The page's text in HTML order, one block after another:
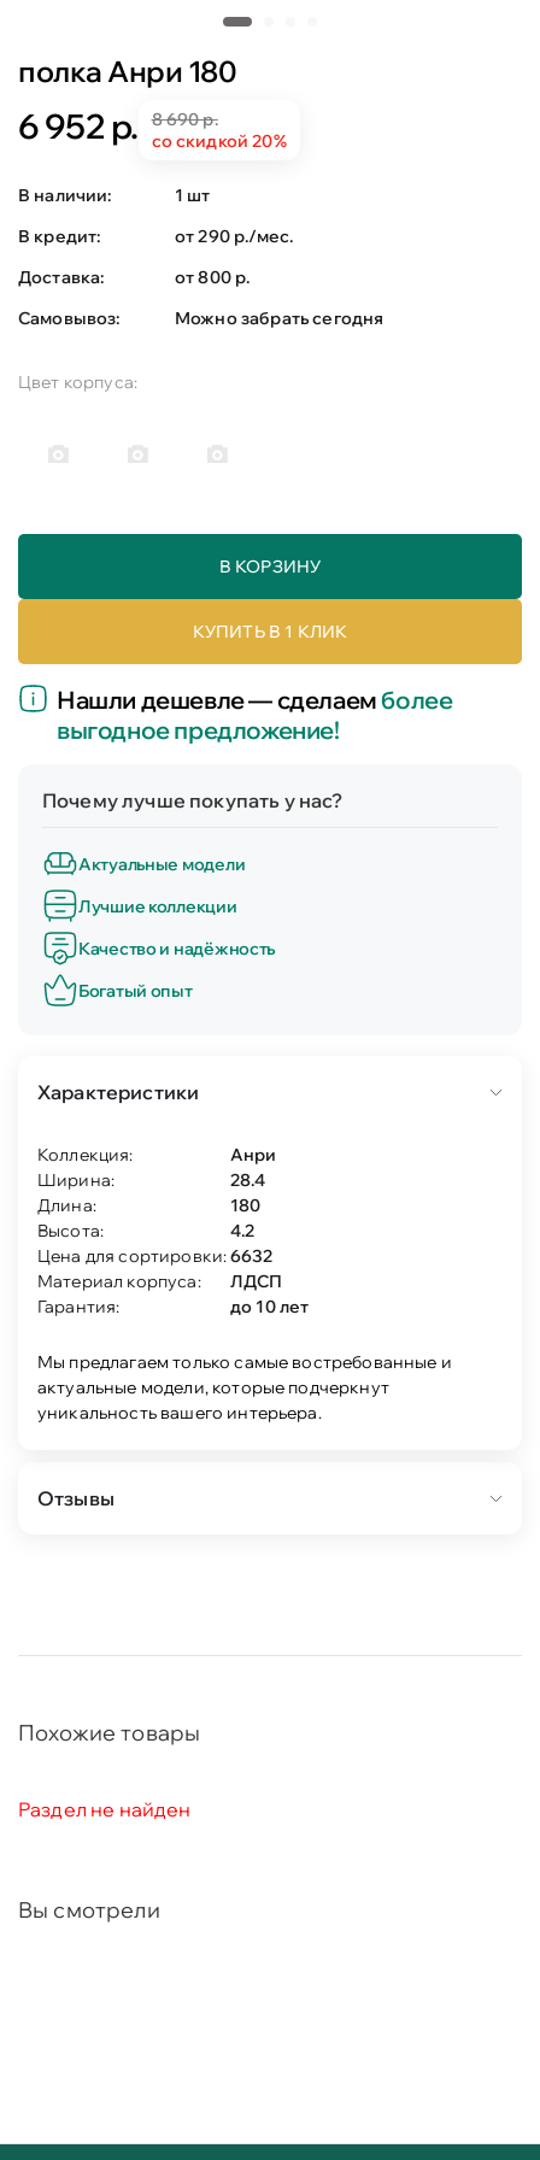
полка Анри 180
6 952 р.
8 690 р.
со скидкой 20%
В наличии:
1 шт
В кредит:
от 290 р./мес.
Доставка:
от 800 р.
Самовывоз:
Можно забрать сегодня
Цвет корпуса:
В КОРЗИНУ
КУПИТЬ В 1 КЛИК
Нашли дешевле — сделаемболее
выгодное предложение!
Почему лучше покупать у нас?
Актуальные модели
Лучшие коллекции
Качество и надёжность
Богатый опыт
Характеристики
Коллекция:
Анри
Ширина:
28.4
Длина:
180
Высота:
4.2
Цена для сортировки:6632
Материал корпуса:
ЛДСП
Гарантия:
до 10 лет
Мы предлагаем только самые востребованные и
актуальные модели, которые подчеркнут
уникальность вашего интерьера.
Отзывы
Похожие товары
Раздел не найден
Вы смотрели